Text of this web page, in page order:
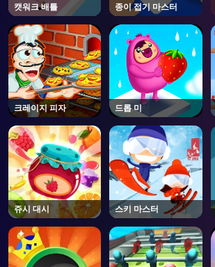
AD
캣워크 배틀 종이 접기 마스터
크레이지 피자 드롭 미
쥬시 대시 스키 마스터